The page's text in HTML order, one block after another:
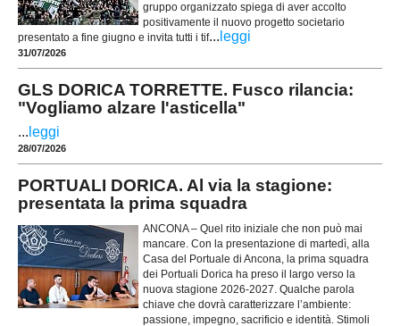
gruppo organizzato spiega di aver accolto
positivamente il nuovo progetto societario
presentato a fine giugno e invita tutti i tif... leggi
31/07/2026
GLS DORICA TORRETTE. Fusco rilancia:
"Vogliamo alzare l'asticella"
... leggi
28/07/2026
PORTUALI DORICA. Al via la stagione:
presentata la prima squadra
ANCONA – Quel rito iniziale che non può mai
mancare. Con la presentazione di martedì, alla
Casa del Portuale di Ancona, la prima squadra
dei Portuali Dorica ha preso il largo verso la
nuova stagione 2026-2027. Qualche parola
chiave che dovrà caratterizzare l’ambiente:
passione, impegno, sacrificio e identità. Stimoli